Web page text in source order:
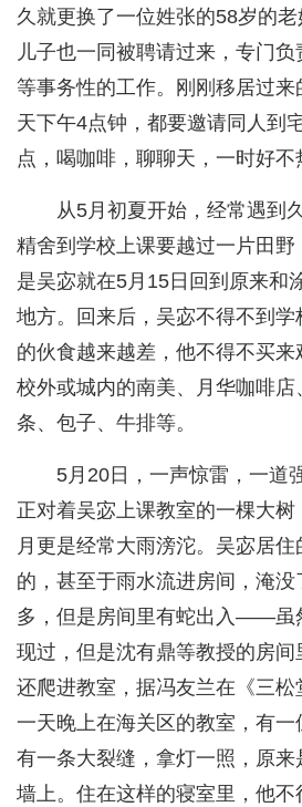
久就更换了一位姓张的58岁的
儿子也一同被聘请过来，专门
等事务性的工作。刚刚移居过
天下午4点钟，都要邀请同人
点，喝咖啡，聊聊天，一时好不
从5月初夏开始，经常遇到
精舍到学校上课要越过一片田
是吴宓就在5月15日回到原来和
地方。回来后，吴宓不得不到
的伙食越来越差，他不得不买
校外或城内的南美、月华咖啡店
条、包子、牛排等。
5月20日，一声惊雷，一道
正对着吴宓上课教室的一棵大
月更是经常大雨滂沱。吴宓居
的，甚至于雨水流进房间，淹
多，但是房间里有蛇出入——虽
现过，但是沈有鼎等教授的房
还爬进教室，据冯友兰在《三
一天晚上在海关区的教室，有
有一条大裂缝，拿灯一照，原
墙上。住在这样的寝室里，他